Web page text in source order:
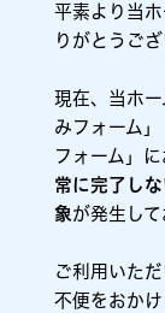
平素より当
りがとうござ
現在、当ホ
みフォーム
フォーム」に
常に完了し
象 が発生して
ご利用いた
不便をおか